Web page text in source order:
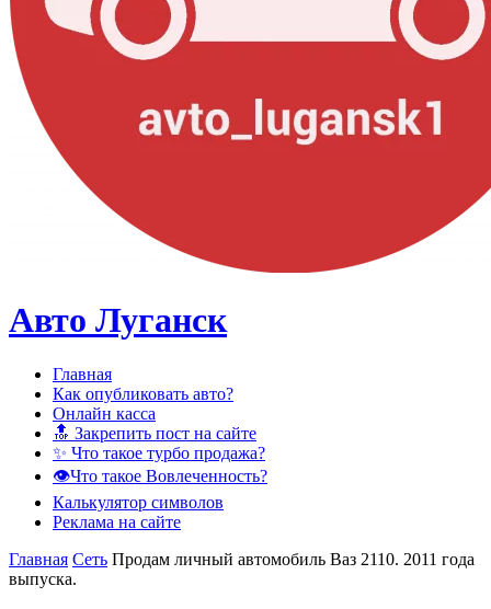
Авто Луганск
Главная
Как опубликовать авто?
Онлайн касса
🔝 Закрепить пост на сайте
✨ Что такое турбо продажа?
👁️Что такое Вовлеченность?
Калькулятор символов
Реклама на сайте
Главная Сеть Продам личный автомобиль Ваз 2110. 2011 года
выпуска.